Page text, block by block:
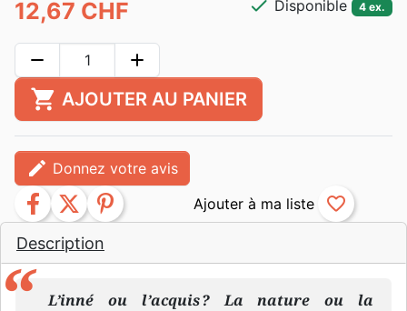
Description
L’inné ou l’acquis ? La nature ou la
12,67 CHF check Disponible 4 ex.
remove add
shopping_cart AJOUTER AU PANIER
edit Donnez votre avis
facebook twitter pinterest favorite_border